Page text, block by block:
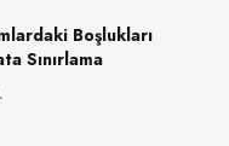
Boşlukları
Sınırlama